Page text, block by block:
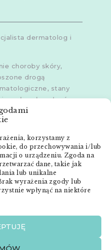
korzystamy z
do przechowywania i/lub
o urządzeniu. Zgoda na
dane, takie jak
lub unikalne
wyrażenia zgody lub
wpłynąć na niektóre
dermatolog i
choroby skóry,
drogą
stany
choroby włosów,
u dorosłych i
,Poznaniu -
,Środzie